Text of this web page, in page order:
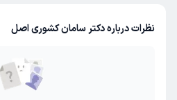
نظرات درباره دکتر سامان کشوری اصل